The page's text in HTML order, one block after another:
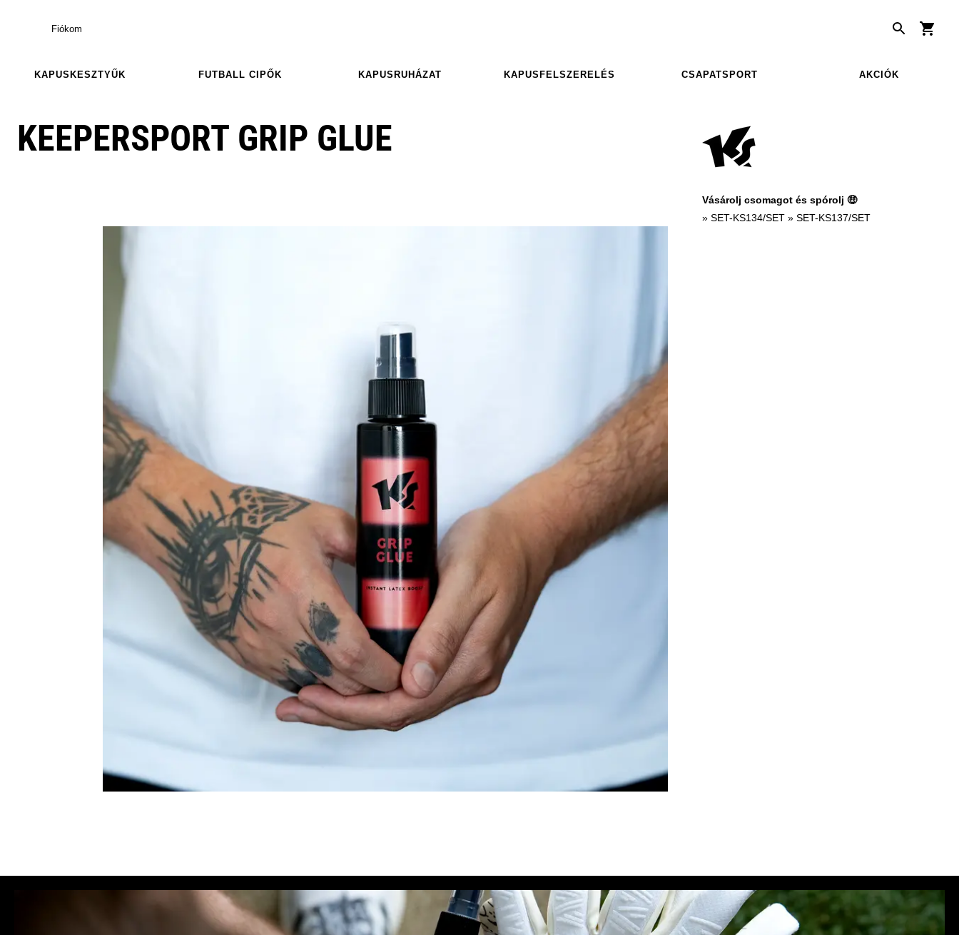
Fiókom
KAPUSKESZTYŰK FUTBALL CIPŐK KAPUSRUHÁZAT KAPUSFELSZERELÉS CSAPATSPORT AKCIÓK
KEEPERSPORT GRIP GLUE
Vásárolj csomagot és spórolj 🤑
» SET-KS134/SET » SET-KS137/SET